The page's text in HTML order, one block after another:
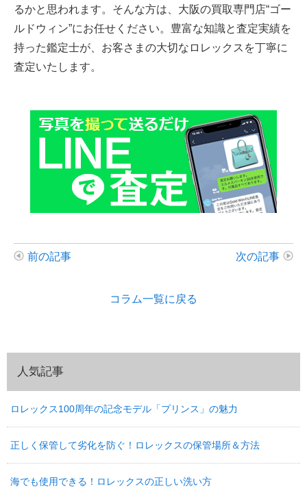
るかと思われます。そんな方は、大阪の買取専門店“ゴー
ルドウィン”にお任せください。豊富な知識と査定実績を
持った鑑定士が、お客さまの大切なロレックスを丁寧に
査定いたします。
前の記事 次の記事
コラム一覧に戻る
人気記事
ロレックス100周年の記念モデル「プリンス」の魅力
正しく保管して劣化を防ぐ！ロレックスの保管場所＆方法
海でも使用できる！ロレックスの正しい洗い方